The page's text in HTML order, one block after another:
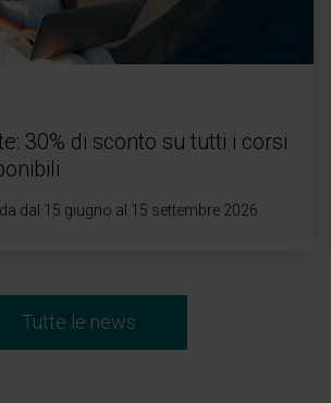
30% di sconto su tutti i corsi
dal 15 giugno al 15 settembre 2026
Tutte le news